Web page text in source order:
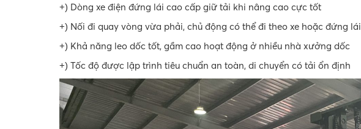
+) Dòng xe điện đứng lái cao cấp giữ tải khi nâng cao cực tốt
+) Nối đi quay vòng vừa phải, chủ động có thể đi theo xe hoặc đứng lái
+) Khả năng leo dốc tốt, gầm cao hoạt động ở nhiều nhà xưởng dốc
+) Tốc độ được lập trình tiêu chuẩn an toàn, di chuyển có tải ổn định